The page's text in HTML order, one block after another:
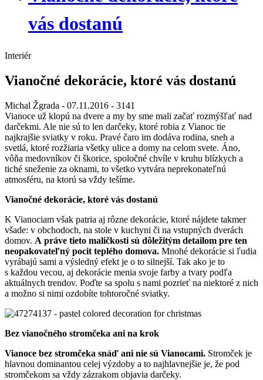
vás dostanú
Interiér
Vianočné dekorácie, ktoré vás dostanú
Michal Žgrada - 07.11.2016 - 3141
Vianoce už klopú na dvere a my by sme mali začať rozmýšľať nad
darčekmi. Ale nie sú to len darčeky, ktoré robia z Vianoc tie
najkrajšie sviatky v roku. Pravé čaro im dodáva rodina, sneh a
svetlá, ktoré rozžiaria všetky ulice a domy na celom svete. Áno,
vôňa medovníkov či škorice, spoločné chvíle v kruhu blízkych a
tiché sneženie za oknami, to všetko vytvára neprekonateľnú
atmosféru, na ktorú sa vždy tešíme.
Vianočné dekorácie, ktoré vás dostanú
K Vianociam však patria aj rôzne dekorácie, ktoré nájdete takmer
všade: v obchodoch, na stole v kuchyni či na vstupných dverách
domov. A práve tieto maličkosti sú dôležitým detailom pre ten
neopakovateľný pocit teplého domova. Mnohé dekorácie si ľudia
vyrábajú sami a výsledný efekt je o to silnejší. Tak ako je to
s každou vecou, aj dekorácie menia svoje farby a tvary podľa
aktuálnych trendov. Poďte sa spolu s nami pozrieť na niektoré z nich
a možno si nimi ozdobíte tohtoročné sviatky.
Bez vianočného stromčeka ani na krok
Vianoce bez stromčeka snáď ani nie sú Vianocami. Stromček je
hlavnou dominantou celej výzdoby a to najhlavnejšie je, že pod
stromčekom sa vždy zázrakom objavia darčeky.